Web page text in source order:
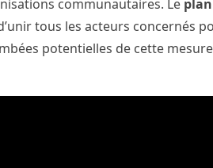
communautaires. Le
tous les acteurs concernés
potentielles de cette